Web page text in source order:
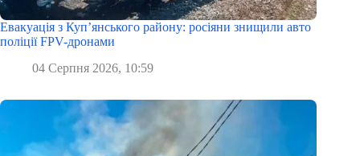
Евакуація з Куп’янського району: росіяни знищили авто
поліції FPV-дронами
04 Серпня 2026, 10:59